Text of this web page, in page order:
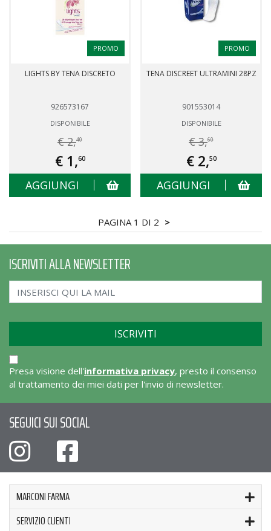
PROMO
LIGHTS BY TENA DISCRETO
926573167
DISPONIBILE
€ 2,40
€ 1,60
AGGIUNGI
PROMO
TENA DISCREET ULTRAMINI 28PZ
901553014
DISPONIBILE
€ 3,60
€ 2,50
AGGIUNGI
PAGINA 1 DI 2 >
ISCRIVITI ALLA NEWSLETTER
Presa visione dell'informativa privacy, presto il consenso
al trattamento dei miei dati per l'invio di newsletter.
SEGUICI SUI SOCIAL
MARCONI FARMA
SERVIZIO CLIENTI